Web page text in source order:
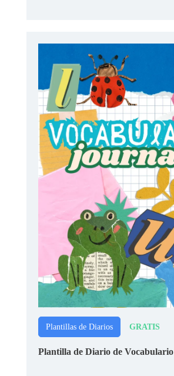
Plantillas de Diarios GRATIS
Plantilla de Diario de Vocabulario